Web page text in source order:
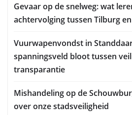
Gevaar op de snelweg: wat
achtervolging tussen Tilburg
Vuurwapenvondst in
spanningsveld bloot tussen
transparantie
Mishandeling op de
over onze stadsveiligheid